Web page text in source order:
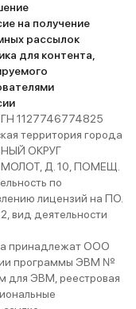
на получение
рассылок
для контента,
1127746774825
территория города
ОКРУГ
Д. 10, ПОМЕЩ.
по
лицензий на ПО.
вид деятельности
принадлежат ООО
программы ЭВМ №
для ЭВМ, реестровая